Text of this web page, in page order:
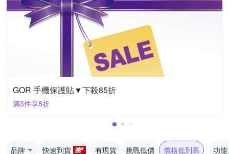
GOR 手機保護貼▼下殺85折
滿3件享8折
品牌 快速到貨 有現貨 挑戰低價 價格低到高 功能